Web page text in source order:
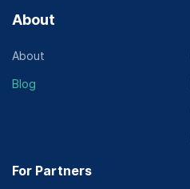
About
About
Blog
For Partners